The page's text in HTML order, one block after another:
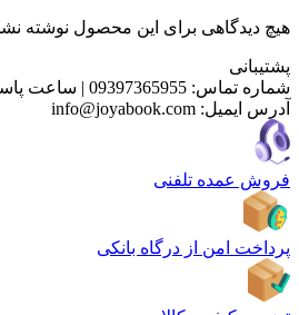
هیچ دیدگاهی برای این محصول نوشته
پشتیبانی
شماره تماس: 09397365955
| ساعت
آدرس ایمیل: info@joyabook.com
فروش عمده تلفنی
پرداخت امن از درگاه بانکی